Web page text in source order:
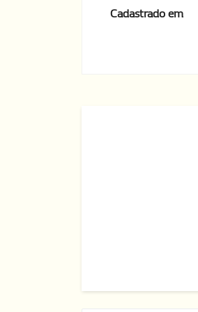
Cadastrado em